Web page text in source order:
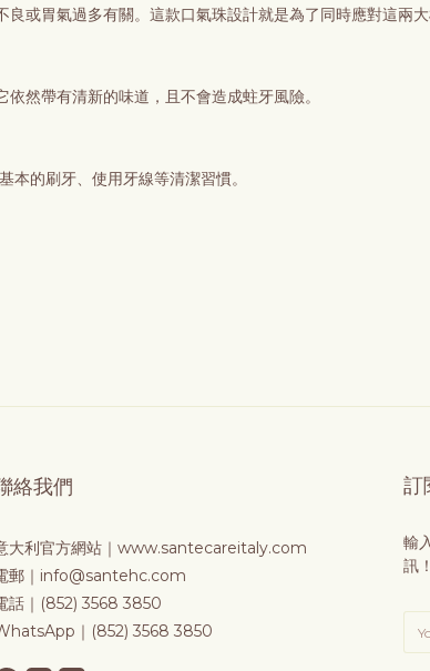
或胃氣過多有關。這款口氣珠設計就是為了同時應對這兩
然帶有清新的味道，且不會造成蛀牙風險。
的刷牙、使用牙線等清潔習慣。
絡我們
大利官方網站｜ www.santecareitaly.com
郵｜info@santehc.com
話｜(852) 3568 3850
｜(852) 3568 3850
訂
輸
訊